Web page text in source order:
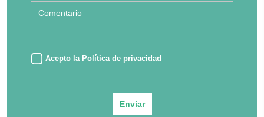
Acepto la Política de privacidad
Enviar